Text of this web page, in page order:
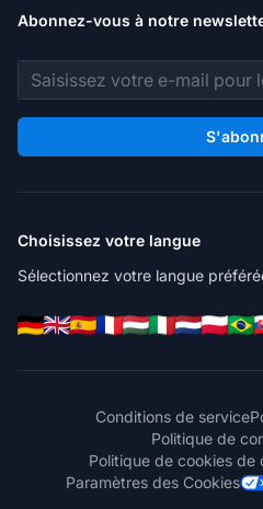
Abonnez-vous à notre
Adresse e-mail
Choisissez votre langue
Sélectionnez votre langue
Conditions de service
Politique de
Politique de cookies de
Paramètres des Cookies